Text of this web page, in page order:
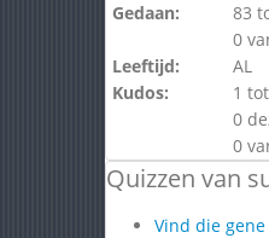
Gedaan:
83
0
Leeftijd:
AL
Kudos:
1
0
0
Quizzen van
Vind die gene